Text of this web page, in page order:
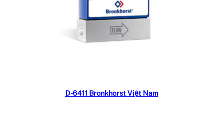
Đọc tiếp
D-6411 Bronkhorst Việt Nam